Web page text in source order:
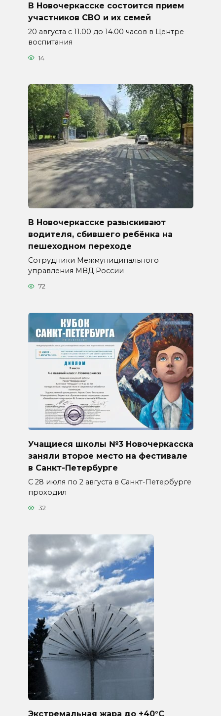
В Новочеркасске состоится прием
участников СВО и их семей
20 августа с 11.00 до 14.00 часов в Центре
воспитания
14
В Новочеркасске разыскивают
водителя, сбившего ребёнка на
пешеходном переходе
Сотрудники Межмуниципального
управления МВД России
72
Учащиеся школы №3 Новочеркасска
заняли второе место на фестивале
в Санкт-Петербурге
С 28 июля по 2 августа в Санкт-Петербурге
проходил
32
Экстремальная жара до +40°C